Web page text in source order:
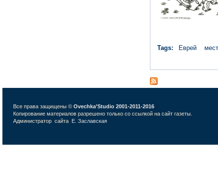
Tags: Еврей
Все права защищены © Ovechka’Studio 2001-2011-2016
Копирование материалов разрешено только со ссылкой на сайт газеты.
Администратор сайта Е. Заславская